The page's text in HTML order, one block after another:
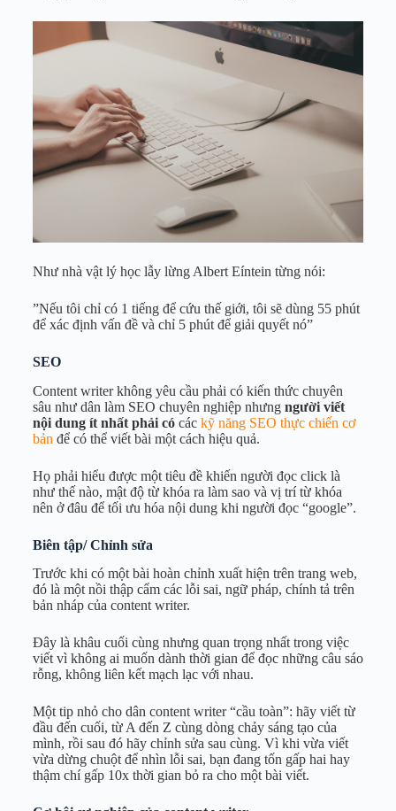
Như nhà vật lý học lẫy lừng Albert Eíntein từng nói:
”Nếu tôi chỉ có 1 tiếng để cứu thế giới, tôi sẽ dùng 55 phút
để xác định vấn đề và chỉ 5 phút để giải quyết nó”
SEO
Content writer không yêu cầu phải có kiến thức chuyên
sâu như dân làm SEO chuyên nghiệp nhưng người viết
nội dung ít nhất phải cócác kỹ năng SEO thực chiến cơ
bản để có thể viết bài một cách hiệu quả.
Họ phải hiểu được một tiêu đề khiến người đọc click là
như thế nào, mật độ từ khóa ra làm sao và vị trí từ khóa
nên ở đâu để tối ưu hóa nội dung khi người đọc “google”.
Biên tập/ Chỉnh sửa
Trước khi có một bài hoàn chỉnh xuất hiện trên trang web,
đó là một nồi thập cẩm các lỗi sai, ngữ pháp, chính tả trên
bản nháp của content writer.
Đây là khâu cuối cùng nhưng quan trọng nhất trong việc
viết vì không ai muốn dành thời gian để đọc những câu sáo
rỗng, không liên kết mạch lạc với nhau.
Một tip nhỏ cho dân content writer “cầu toàn”: hãy viết từ
đầu đến cuối, từ A đến Z cùng dòng chảy sáng tạo của
mình, rồi sau đó hãy chỉnh sửa sau cùng. Vì khi vừa viết
vừa dừng chuột để nhìn lỗi sai, bạn đang tốn gấp hai hay
thậm chí gấp 10x thời gian bỏ ra cho một bài viết.